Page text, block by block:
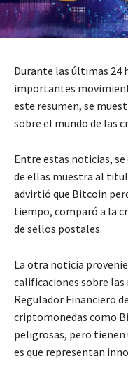
Durante las últimas 24
importantes
este resumen, se
sobre el mundo de las
Entre estas noticias, se
de ellas muestra al
advirtió que Bitcoin
tiempo, comparó a la
de sellos postales.
La otra noticia
calificaciones sobre
Regulador Financiero
criptomonedas como
peligrosas, pero tienen
es que representan